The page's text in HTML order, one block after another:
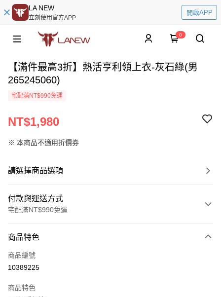
LA NEW
立刻使用官方APP
開啟APP
0
【滿件最高3折】熱活亨利領上衣-灰石綠(男
265245060)
宅配滿NT$990免運
NT$1,980
※ 本商品不適用折價券
請選擇商品選項
付款與運送方式
宅配滿NT$990免運
信用卡一次付款
LINE Pay
商品特色
商品編號
10389225
商品特色